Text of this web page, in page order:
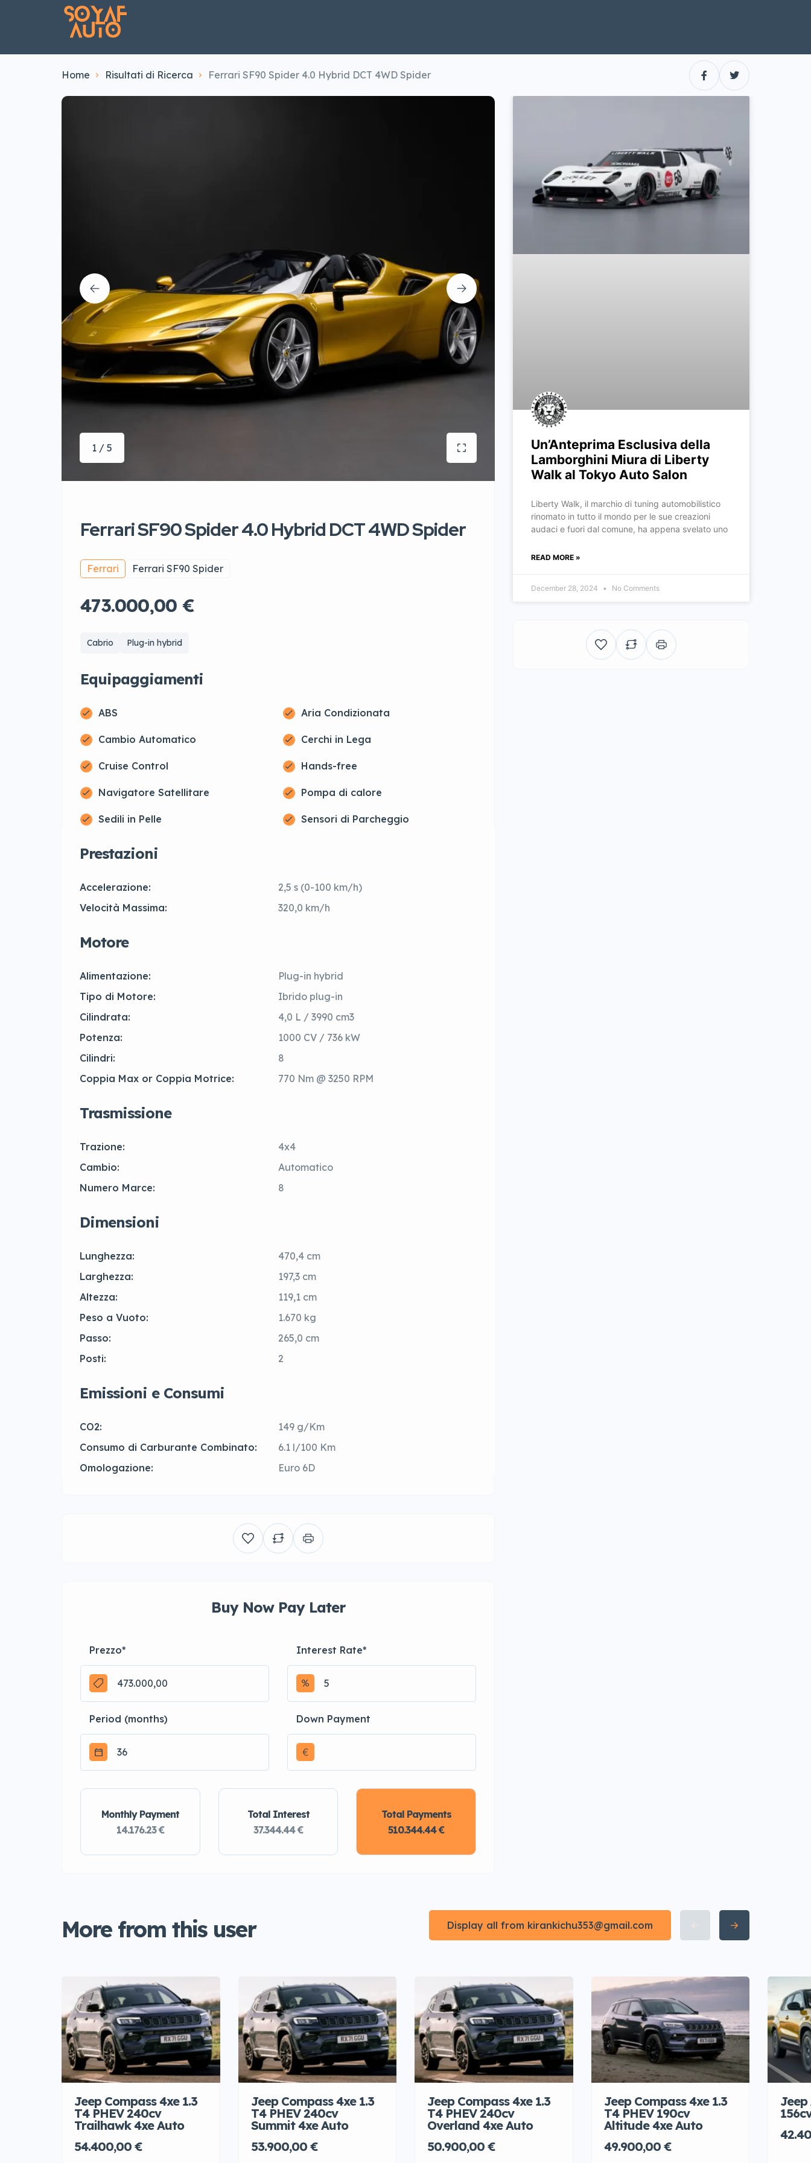
Home Risultati di Ricerca Ferrari SF90 Spider 4.0 Hybrid DCT 4WD Spider
1 / 5
Ferrari SF90 Spider 4.0 Hybrid DCT 4WD Spider
Ferrari Ferrari SF90 Spider
473.000,00 €
Cabrio Plug-in hybrid
Equipaggiamenti
ABS Aria Condizionata
Cambio Automatico Cerchi in Lega
Cruise Control Hands-free
Navigatore Satellitare Pompa di calore
Sedili in Pelle Sensori di Parcheggio
Prestazioni
Accelerazione:
2,5 s (0-100 km/h)
Velocità Massima:
320,0 km/h
Motore
Alimentazione:
Plug-in hybrid
Tipo di Motore:
Ibrido plug-in
Cilindrata:
4,0 L / 3990 cm3
Potenza:
1000 CV / 736 kW
Cilindri:
8
Coppia Max or Coppia Motrice:
770 Nm @ 3250 RPM
Trasmissione
Trazione:
4x4
Cambio:
Automatico
Numero Marce:
8
Dimensioni
Lunghezza:
470,4 cm
Larghezza:
197,3 cm
Altezza:
119,1 cm
Peso a Vuoto:
1.670 kg
Passo:
265,0 cm
Posti:
2
Emissioni e Consumi
CO2:
149 g/Km
Consumo di Carburante Combinato:
6.1 l/100 Km
Omologazione:
Euro 6D
Buy Now Pay Later
Prezzo* Interest Rate*
Period (months) Down Payment
€
Monthly Payment
14.176.23 €
Total Interest
37.344.44 €
Total Payments
510.344.44 €
Un’Anteprima Esclusiva della
Lamborghini Miura di Liberty
Walk al Tokyo Auto Salon
Liberty Walk, il marchio di tuning automobilistico
rinomato in tutto il mondo per le sue creazioni
audaci e fuori dal comune, ha appena svelato uno
READ MORE »
December 28, 2024 No Comments
More from this user Display all from kirankichu353@gmail.com
Jeep Compass 4xe 1.3
T4 PHEV 240cv
Trailhawk 4xe Auto
54.400,00 €
Jeep Compass 4xe 1.3
T4 PHEV 240cv
Summit 4xe Auto
53.900,00 €
Jeep Compass 4xe 1.3
T4 PHEV 240cv
Overland 4xe Auto
50.900,00 €
Jeep Compass 4xe 1.3
T4 PHEV 190cv
Altitude 4xe Auto
49.900,00 €
Jeep